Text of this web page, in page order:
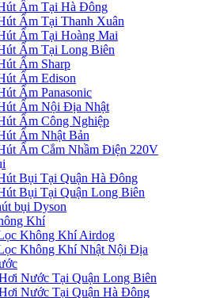
Ẩm Tại Hà Đông
Ẩm Tại Thanh Xuân
Ẩm Tại Hoàng Mai
Ẩm Tại Long Biên
Ẩm Sharp
Ẩm Edison
Ẩm Panasonic
Ẩm Nội Địa Nhật
Ẩm Công Nghiệp
Ẩm Nhật Bản
Ẩm Cắm Nhầm Điện 220V
Bụi Tại Quận Hà Đông
Bụi Tại Quận Long Biên
bụi Dyson
Khí
Không Khí Airdog
Không Khí Nhật Nội Địa
Nước Tại Quận Long Biên
Nước Tại Quận Hà Đông